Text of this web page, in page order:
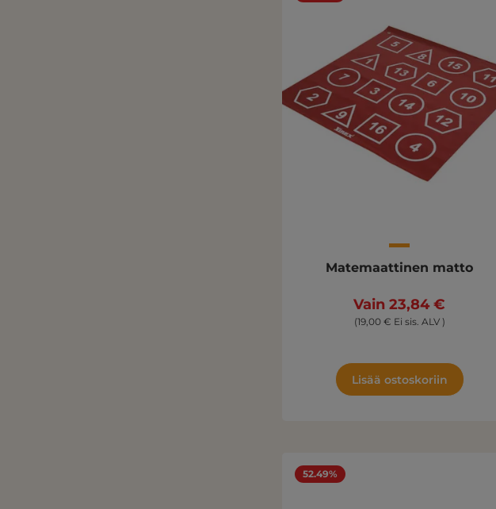
Matemaattinen matto
Vain 23,84 €
(19,00 € Ei sis. ALV )
Lisää ostoskoriin
52.49%